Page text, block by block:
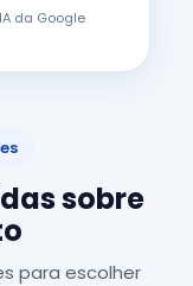
da Google
sobre
para escolher